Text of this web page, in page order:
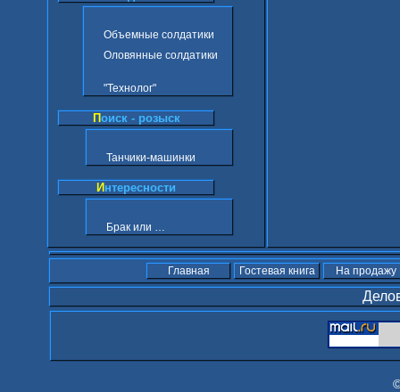
Объемные солдатики
Оловянные солдатики
"Технолог"
Поиск - розыск
Танчики-машинки
И нтересности
Брак или …
Главная Гостевая книга На продажу